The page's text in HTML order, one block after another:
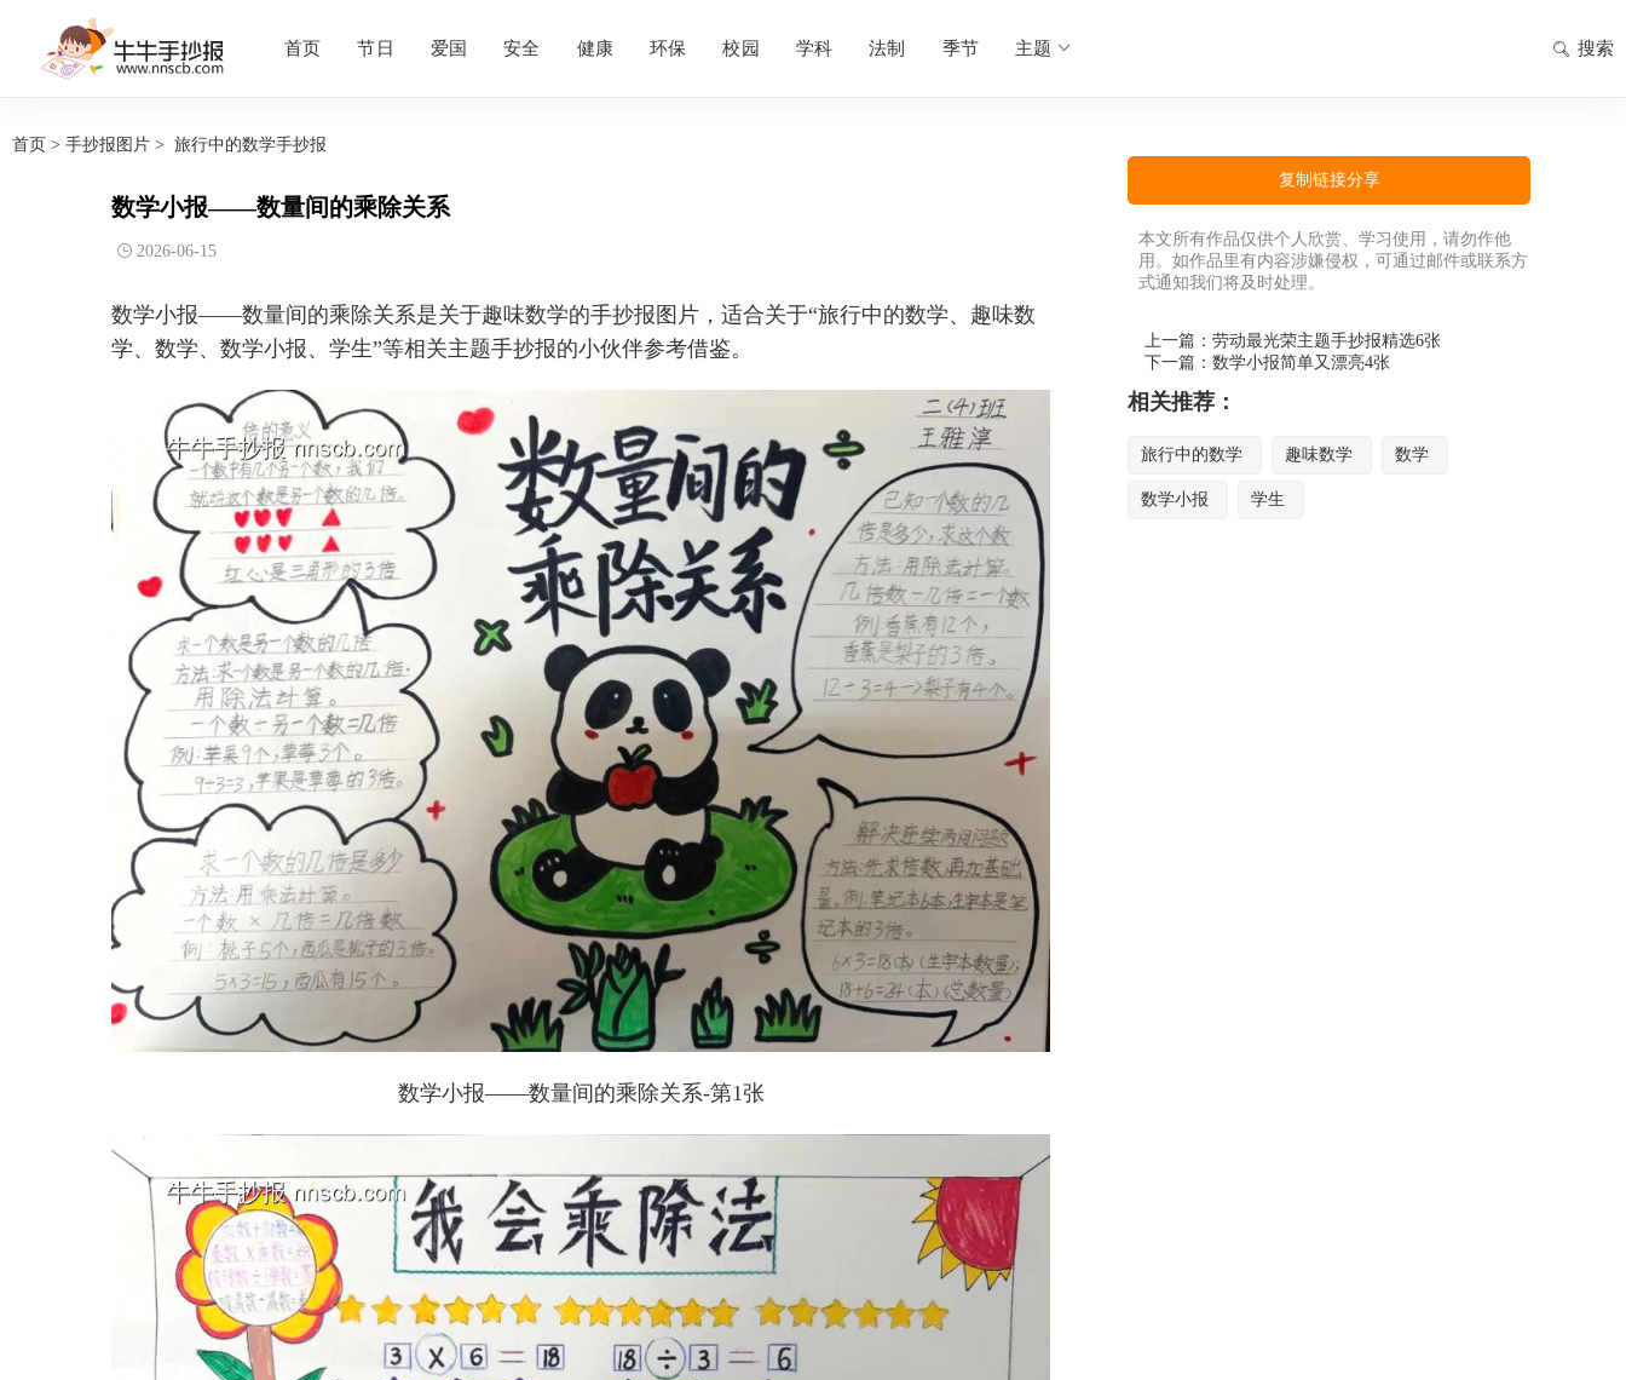
首页 节日 爱国 安全 健康 环保 校园 学科 法制 季节 主题 搜索
首页 > 手抄报图片 > 旅行中的数学手抄报
数学小报——数量间的乘除关系
2026-06-15
数学小报——数量间的乘除关系是关于趣味数学的手抄报图片，适合关于“旅行中的数学、趣味数
学、数学、数学小报、学生”等相关主题手抄报的小伙伴参考借鉴。
数学小报——数量间的乘除关系-第1张
复制链接分享
本文所有作品仅供个人欣赏、学习使用，请勿作他
用。如作品里有内容涉嫌侵权，可通过邮件或联系方
式通知我们将及时处理。
上一篇： 劳动最光荣主题手抄报精选6张
下一篇： 数学小报简单又漂亮4张
相关推荐：
旅行中的数学 趣味数学 数学
数学小报 学生